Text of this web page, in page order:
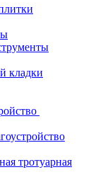
кладки
тротуарная